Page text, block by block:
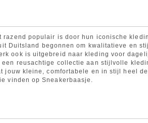
razend populair is door hun iconische
Duitsland begonnen om kwalitatieve en
ook is uitgebreid naar kleding voor
reusachtige collectie aan stijlvolle
jouw kleine, comfortabele en in stijl heel
vinden op Sneakerbaasje.